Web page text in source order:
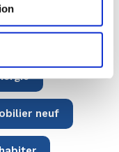
neuf